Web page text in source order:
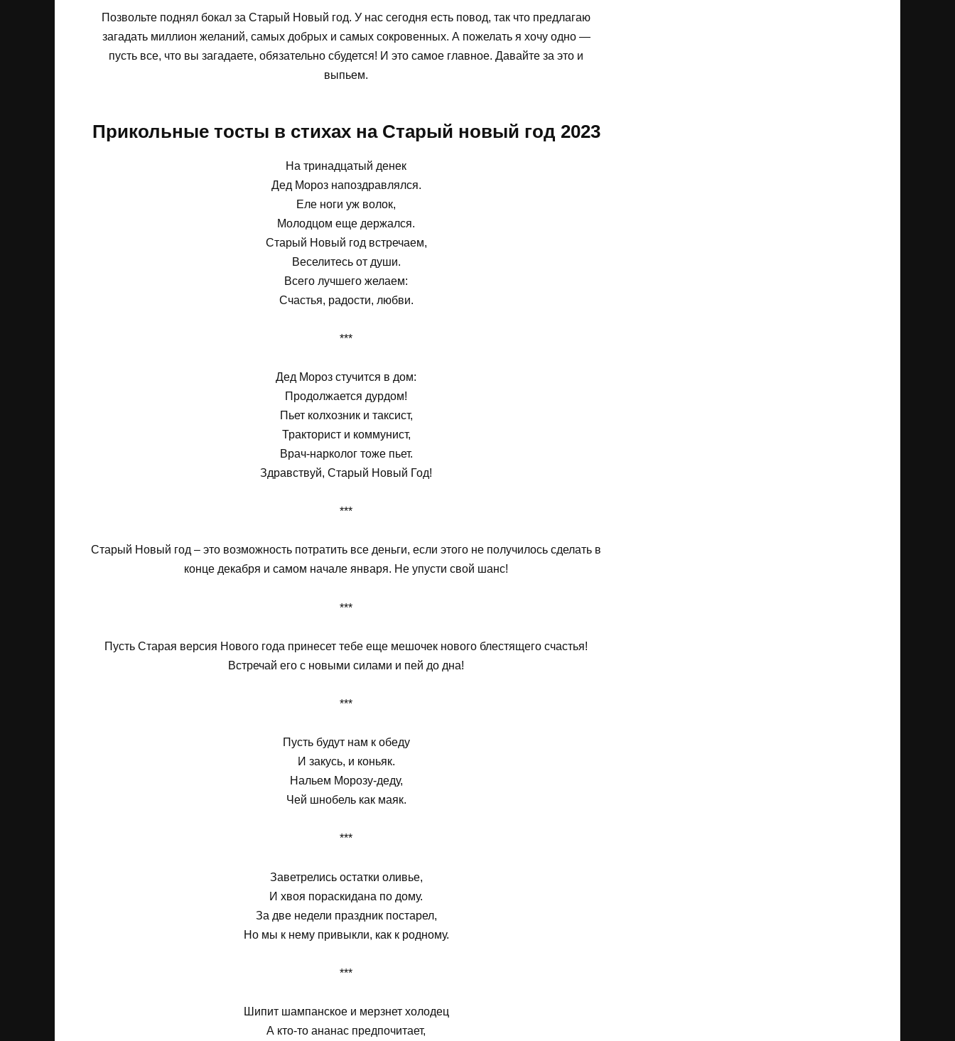
Позвольте поднял бокал за Старый Новый год. У нас сегодня есть повод, так что предлагаю
загадать миллион желаний, самых добрых и самых сокровенных. А пожелать я хочу одно —
пусть все, что вы загадаете, обязательно сбудется! И это самое главное. Давайте за это и
выпьем.
Прикольные тосты в стихах на Старый новый год 2023
На тринадцатый денек
Дед Мороз напоздравлялся.
Еле ноги уж волок,
Молодцом еще держался.
Старый Новый год встречаем,
Веселитесь от души.
Всего лучшего желаем:
Счастья, радости, любви.
***
Дед Мороз стучится в дом:
Продолжается дурдом!
Пьет колхозник и таксист,
Тракторист и коммунист,
Врач-нарколог тоже пьет.
Здравствуй, Старый Новый Год!
***
Старый Новый год – это возможность потратить все деньги, если этого не получилось сделать в
конце декабря и самом начале января. Не упусти свой шанс!
***
Пусть Старая версия Нового года принесет тебе еще мешочек нового блестящего счастья!
Встречай его с новыми силами и пей до дна!
***
Пусть будут нам к обеду
И закусь, и коньяк.
Нальем Морозу-деду,
Чей шнобель как маяк.
***
Заветрелись остатки оливье,
И хвоя пораскидана по дому.
За две недели праздник постарел,
Но мы к нему привыкли, как к родному.
***
Шипит шампанское и мерзнет холодец
А кто-то ананас предпочитает,